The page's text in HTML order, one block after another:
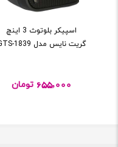
اسپيکر بلوتوث 3 اينچ
گريت نايس مدل GTS-1839
655,000 تومان